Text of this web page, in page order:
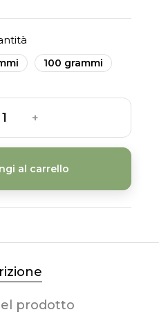
100 grammi
+
al carrello
prodotto